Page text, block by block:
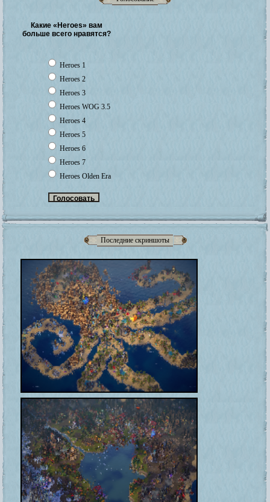
Какие «Heroes» вам
больше всего нравятся?
Heroes 1
Heroes 2
Heroes 3
Heroes WOG 3.5
Heroes 4
Heroes 5
Heroes 6
Heroes 7
Heroes Olden Era
Последние скриншоты